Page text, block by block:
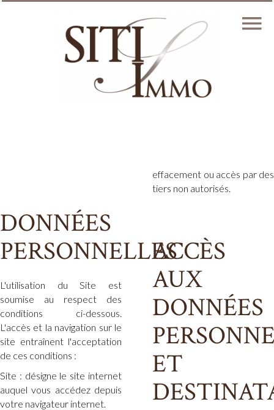
DONNÉES
PERSONNELLES
L'utilisation du Site est
soumise au respect des
conditions ci-dessous.
L'accès et la navigation sur le
site entraînent l'acceptation
de ces conditions :
Site : désigne le site internet
auquel vous accédez depuis
votre navigateur internet.
effacement ou accès par des
tiers non autorisés.
ACCÈS
AUX
DONNÉES
ET